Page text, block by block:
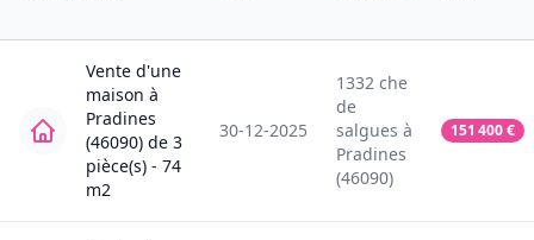
Vente d'une
maison à
Pradines
(46090) de 3
pièce(s) - 74
m2
30-12-2025
1332 che
de
salgues à
Pradines
(46090)
151 400€